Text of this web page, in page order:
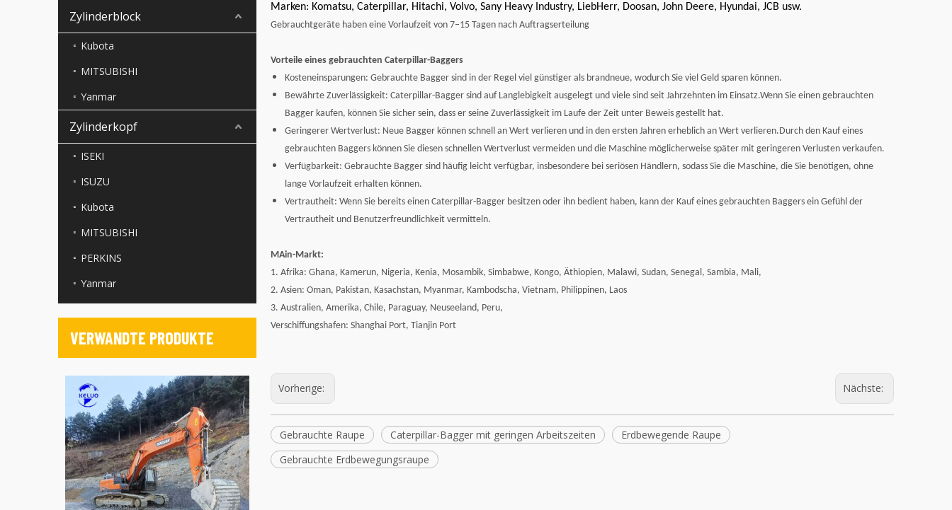
Zylinderblock
Kubota
MITSUBISHI
Yanmar
Zylinderkopf
ISEKI
ISUZU
Kubota
MITSUBISHI
PERKINS
Yanmar
VERWANDTE PRODUKTE
Marken: Komatsu, Caterpillar, Hitachi, Volvo, Sany Heavy Industry, LiebHerr, Doosan, John Deere, Hyundai, JCB usw.
Gebrauchtgeräte haben eine Vorlaufzeit von 7–15 Tagen nach Auftragserteilung
Vorteile eines gebrauchten Caterpillar-Baggers
Kosteneinsparungen: Gebrauchte Bagger sind in der Regel viel günstiger als brandneue, wodurch Sie viel Geld sparen können.
Bewährte Zuverlässigkeit: Caterpillar-Bagger sind auf Langlebigkeit ausgelegt und viele sind seit Jahrzehnten im Einsatz.Wenn Sie einen gebrauchten
Bagger kaufen, können Sie sicher sein, dass er seine Zuverlässigkeit im Laufe der Zeit unter Beweis gestellt hat.
Geringerer Wertverlust: Neue Bagger können schnell an Wert verlieren und in den ersten Jahren erheblich an Wert verlieren.Durch den Kauf eines
gebrauchten Baggers können Sie diesen schnellen Wertverlust vermeiden und die Maschine möglicherweise später mit geringeren Verlusten verkaufen.
Verfügbarkeit: Gebrauchte Bagger sind häufig leicht verfügbar, insbesondere bei seriösen Händlern, sodass Sie die Maschine, die Sie benötigen, ohne
lange Vorlaufzeit erhalten können.
Vertrautheit: Wenn Sie bereits einen Caterpillar-Bagger besitzen oder ihn bedient haben, kann der Kauf eines gebrauchten Baggers ein Gefühl der
Vertrautheit und Benutzerfreundlichkeit vermitteln.
MAin-Markt:
1. Afrika: Ghana, Kamerun, Nigeria, Kenia, Mosambik, Simbabwe, Kongo, Äthiopien, Malawi, Sudan, Senegal, Sambia, Mali,
2. Asien: Oman, Pakistan, Kasachstan, Myanmar, Kambodscha, Vietnam, Philippinen, Laos
3. Australien, Amerika, Chile, Paraguay, Neuseeland, Peru,
Verschiffungshafen: Shanghai Port, Tianjin Port
Vorherige: Nächste:
Gebrauchte Raupe Caterpillar-Bagger mit geringen Arbeitszeiten
Erdbewegende Raupe
Gebrauchte Erdbewegungsraupe